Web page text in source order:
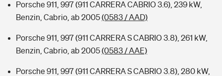
Porsche 911, 997 (911 CARRERA CABRIO 3.6), 239 kW,
Benzin, Cabrio, ab 2005(0583 / AAD)
Porsche 911, 997 (911 CARRERA S CABRIO 3.8), 261 kW,
Benzin, Cabrio, ab 2005(0583 / AAE)
Porsche 911, 997 (911 CARRERA S CABRIO 3.8), 280 kW,